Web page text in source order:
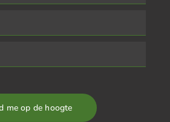
me op de hoogte